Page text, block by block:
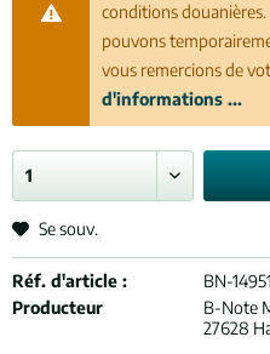
conditions
pouvons
vous remercions de
d'informations ...
Se souv.
Réf. d'article :
BN-14951
Producteur
B-Note
27628